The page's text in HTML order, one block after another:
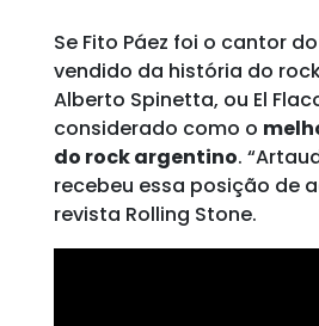
Se Fito Páez foi o cantor
vendido da história do
Alberto Spinetta, ou El
considerado como o
do rock argentino.
recebeu essa posição de
revista Rolling Stone.